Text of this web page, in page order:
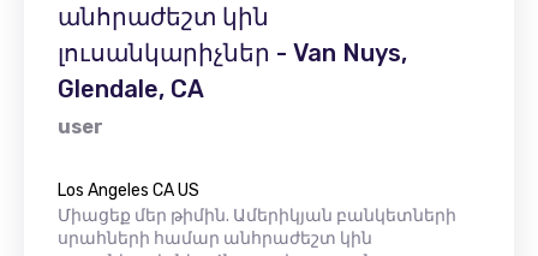
անհրաժեշտ կին
լուսանկարիչներ - Van Nuys,
Glendale, CA
user
Los Angeles CA US
Միացեք մեր թիմին. Ամերիկյան բանկետների
սրահների համար անհրաժեշտ կին